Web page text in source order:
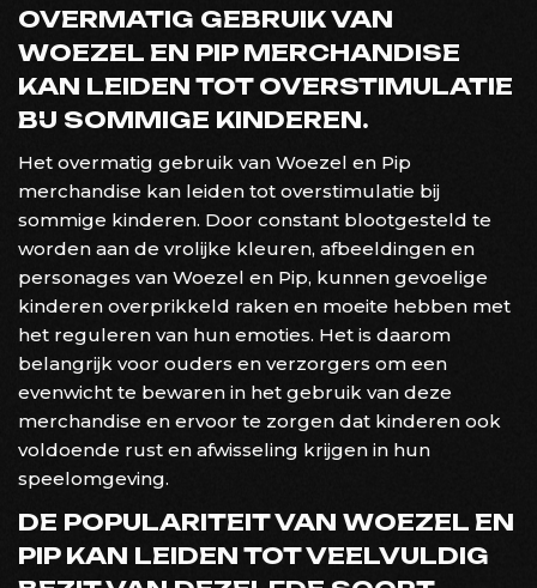
OVERMATIG GEBRUIK VAN
WOEZEL EN PIP MERCHANDISE
KAN LEIDEN TOT OVERSTIMULATIE
BIJ SOMMIGE KINDEREN.
Het overmatig gebruik van Woezel en Pip
merchandise kan leiden tot overstimulatie bij
sommige kinderen. Door constant blootgesteld te
worden aan de vrolijke kleuren, afbeeldingen en
personages van Woezel en Pip, kunnen gevoelige
kinderen overprikkeld raken en moeite hebben met
het reguleren van hun emoties. Het is daarom
belangrijk voor ouders en verzorgers om een
evenwicht te bewaren in het gebruik van deze
merchandise en ervoor te zorgen dat kinderen ook
voldoende rust en afwisseling krijgen in hun
speelomgeving.
DE POPULARITEIT VAN WOEZEL EN
PIP KAN LEIDEN TOT VEELVULDIG